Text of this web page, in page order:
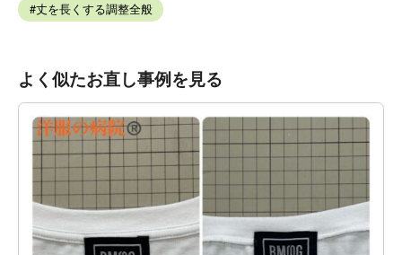
丈を長くする調整全般
よく似たお直し事例を見る